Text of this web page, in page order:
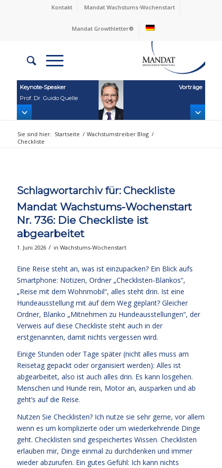
Kontakt Mandat Wachstums-Wochenstart
Mandat Growthletter®
Keynote‑Speaker
Prof. Dr. Guido Quelle
Vorträge
Sie sind hier: Startseite / Wachstumstreiber Blog /
Checkliste
Schlagwortarchiv für: Checkliste
Mandat Wachstums-Wochenstart
Nr. 736: Die Checkliste ist
abgearbeitet
1. Juni 2026 / in Wachstums-Wochenstart
Eine Reise steht an, was ist einzupacken? Ein Blick aufs
Smartphone: Notizen, Ordner „Checklisten-Blankos“,
„Reise mit dem Wohnmobil“, alles steht drin. Ist eine
Hundeausstellung mit auf dem Weg geplant? Gleicher
Ordner, Blanko „Mitnehmen zu Hundeausstellungen“, der
Verweis auf diese Checkliste steht auch in der
erstgenannten, damit nichts vergessen wird.
Einige Stunden oder Tage später (nicht alles muss am
Reisetag gepackt oder organisiert werden): Alles ist
abgearbeitet, also ist auch alles drin. Es kann losgehen.
Menschen und Hunde rein, Motor an, ausparken und ab
geht’s auf die Reise.
Nutzen Sie Checklisten? Ich nutze sie sehr gerne, vor allem
wenn es um komplizierte oder um wiederkehrende Dinge
geht. Checklisten sind gespeichertes Wissen. Checklisten
erlauben mir, Dinge einmal zu durchdenken und immer
wieder abzurufen. Ein gutes Gefühl: Ich kann nichts